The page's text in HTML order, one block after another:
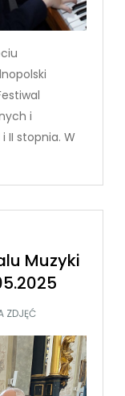
i
II stopnia. W
Muzyki
ZDJĘĆ